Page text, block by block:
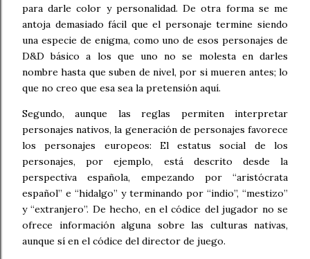
para darle color y personalidad. De otra forma se me
antoja demasiado fácil que el personaje termine siendo
una especie de enigma, como uno de esos personajes de
D&D básico a los que uno no se molesta en darles
nombre hasta que suben de nivel, por si mueren antes; lo
que no creo que esa sea la pretensión aquí.
Segundo, aunque las reglas permiten interpretar
personajes nativos, la generación de personajes favorece
los personajes europeos: El estatus social de los
personajes, por ejemplo, está descrito desde la
perspectiva española, empezando por “aristócrata
español” e “hidalgo” y terminando por “indio”, “mestizo”
y “extranjero”. De hecho, en el códice del jugador no se
ofrece información alguna sobre las culturas nativas,
aunque sí en el códice del director de juego.